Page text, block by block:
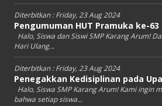
Diterbitkan :Friday, 23 Aug 2024
Pengumuman HUT Pramuka ke-63
Halo, Siswa dan Siswi SMP Karang Arum!
Hari Ulang...
Diterbitkan :Friday, 23 Aug 2024
Penegakkan Kedisiplinan pada
Halo, Siswa SMP Karang Arum! Kami ingin
bahwa setiap siswa...